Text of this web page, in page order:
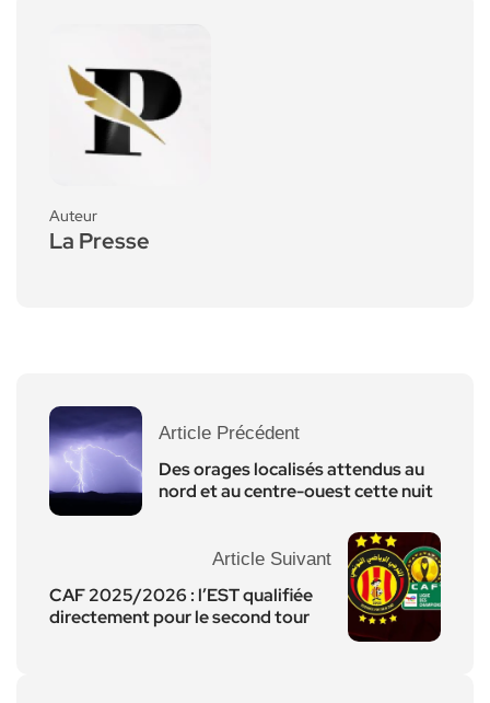
Auteur
La Presse
Article Précédent
Des orages localisés attendus au
nord et au centre-ouest cette nuit
Article Suivant
CAF 2025/2026 : l’EST qualifiée
directement pour le second tour